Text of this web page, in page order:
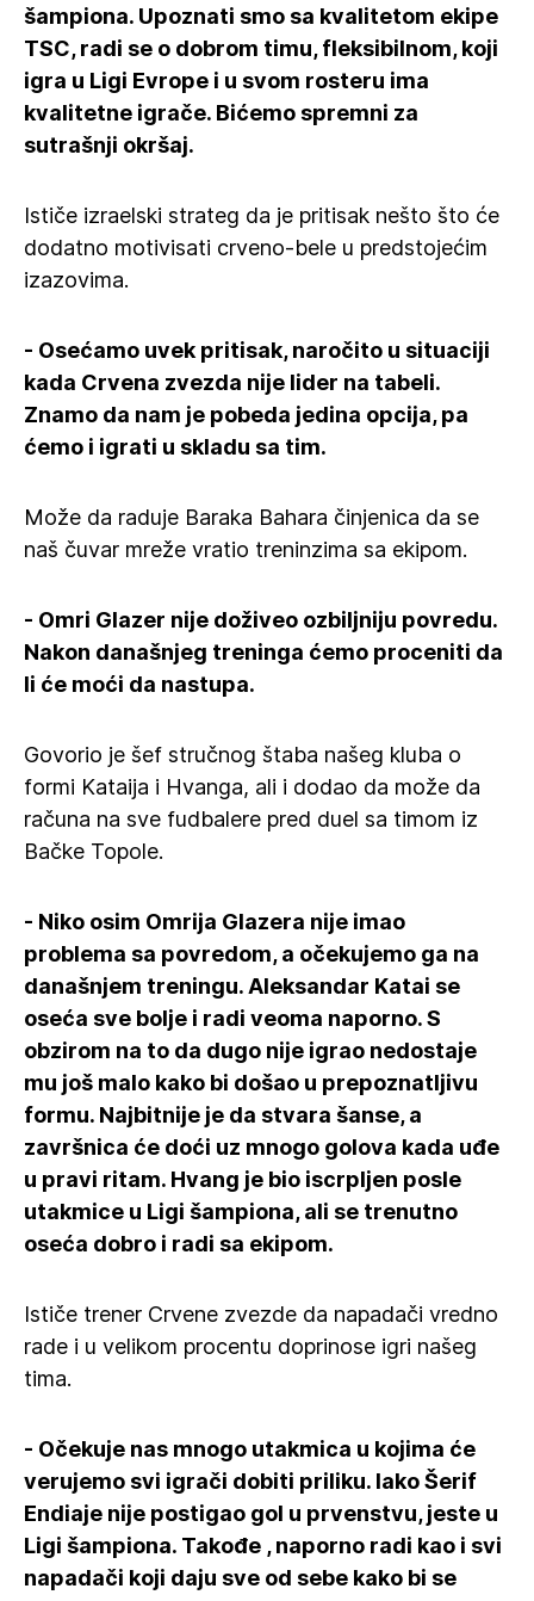
šampiona. Upoznati smo sa kvalitetom ekipe
TSC, radi se o dobrom timu, fleksibilnom, koji
igra u Ligi Evrope i u svom rosteru ima
kvalitetne igrače. Bićemo spremni za
sutrašnji okršaj.
Ističe izraelski strateg da je pritisak nešto što će
dodatno motivisati crveno-bele u predstojećim
izazovima.
- Osećamo uvek pritisak, naročito u situaciji
kada Crvena zvezda nije lider na tabeli.
Znamo da nam je pobeda jedina opcija, pa
ćemo i igrati u skladu sa tim.
Može da raduje Baraka Bahara činjenica da se
naš čuvar mreže vratio treninzima sa ekipom.
- Omri Glazer nije doživeo ozbiljniju povredu.
Nakon današnjeg treninga ćemo proceniti da
li će moći da nastupa.
Govorio je šef stručnog štaba našeg kluba o
formi Kataija i Hvanga, ali i dodao da može da
računa na sve fudbalere pred duel sa timom iz
Bačke Topole.
- Niko osim Omrija Glazera nije imao
problema sa povredom, a očekujemo ga na
današnjem treningu. Aleksandar Katai se
oseća sve bolje i radi veoma naporno. S
obzirom na to da dugo nije igrao nedostaje
mu još malo kako bi došao u prepoznatljivu
formu. Najbitnije je da stvara šanse, a
završnica će doći uz mnogo golova kada uđe
u pravi ritam. Hvang je bio iscrpljen posle
utakmice u Ligi šampiona, ali se trenutno
oseća dobro i radi sa ekipom.
Ističe trener Crvene zvezde da napadači vredno
rade i u velikom procentu doprinose igri našeg
tima.
- Očekuje nas mnogo utakmica u kojima će
verujemo svi igrači dobiti priliku. Iako Šerif
Endiaje nije postigao gol u prvenstvu, jeste u
Ligi šampiona. Takođe , naporno radi kao i svi
napadači koji daju sve od sebe kako bi se